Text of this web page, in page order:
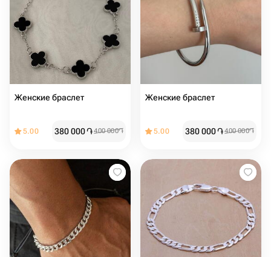
Женские браслет
5.00 380 000֏400 000֏
Женские браслет ️
5.00 380 000֏400 000֏